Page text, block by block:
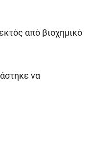
από βιοχημικό
να